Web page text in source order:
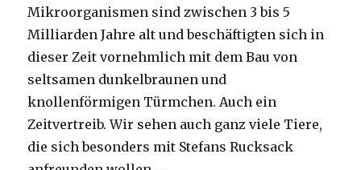
Mikroorganismen sind zwischen 3 bis 5
Milliarden Jahre alt und beschäftigten sich in
dieser Zeit vornehmlich mit dem Bau von
seltsamen dunkelbraunen und
knollenförmigen Türmchen. Auch ein
Zeitvertreib. Wir sehen auch ganz viele Tiere,
die sich besonders mit Stefans Rucksack